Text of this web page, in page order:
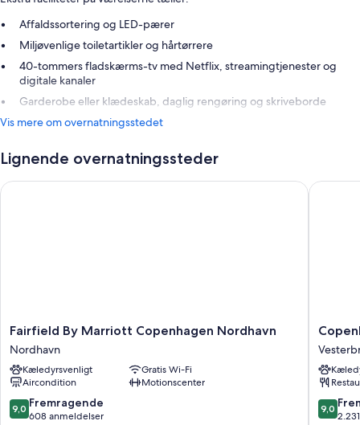
Affaldssortering og LED-pærer
Miljøvenlige toiletartikler og hårtørrere
40-tommers fladskærms-tv med Netflix, streamingtjenester og
digitale kanaler
Garderobe eller klædeskab, daglig rengøring og skriveborde
Vis mere om overnatningsstedet
Lignende overnatningssteder
Fairfield
By
Marriott
Copenhagen
Nordhavn
Nordhavn
Fairfield By Marriott Copenhagen Nordhavn
Nordhavn
Kæledyrsvenligt
Gratis Wi-Fi
Aircondition
Motionscenter
9.0
ud
9,0 Fremragende
608 anmeldelser
Fairfield By Marriott Copenhagen Nordhavn
Island
Hotel
9.0
ud
9,0